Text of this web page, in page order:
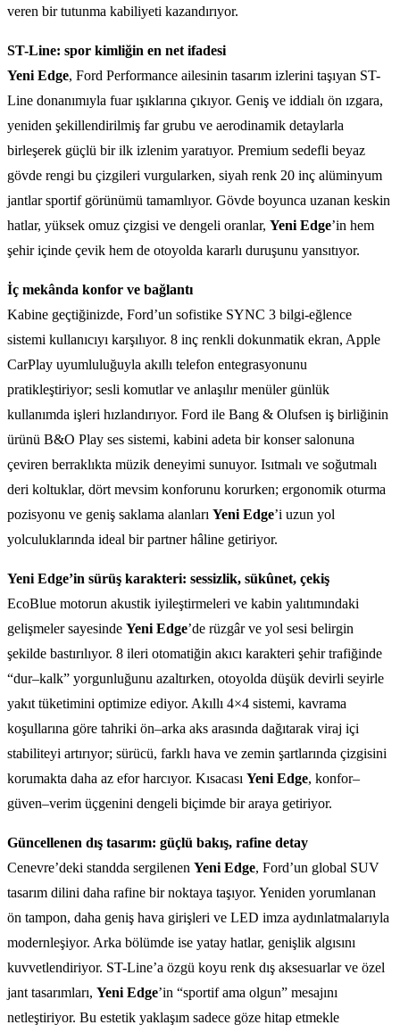
veren bir tutunma kabiliyeti kazandırıyor.
ST-Line: spor kimliğin en net ifadesi
Yeni Edge, Ford Performance ailesinin tasarım izlerini taşıyan ST-
Line donanımıyla fuar ışıklarına çıkıyor. Geniş ve iddialı ön ızgara,
yeniden şekillendirilmiş far grubu ve aerodinamik detaylarla
birleşerek güçlü bir ilk izlenim yaratıyor. Premium sedefli beyaz
gövde rengi bu çizgileri vurgularken, siyah renk 20 inç alüminyum
jantlar sportif görünümü tamamlıyor. Gövde boyunca uzanan keskin
hatlar, yüksek omuz çizgisi ve dengeli oranlar, Yeni Edge’in hem
şehir içinde çevik hem de otoyolda kararlı duruşunu yansıtıyor.
İç mekânda konfor ve bağlantı
Kabine geçtiğinizde, Ford’un sofistike SYNC 3 bilgi-eğlence
sistemi kullanıcıyı karşılıyor. 8 inç renkli dokunmatik ekran, Apple
CarPlay uyumluluğuyla akıllı telefon entegrasyonunu
pratikleştiriyor; sesli komutlar ve anlaşılır menüler günlük
kullanımda işleri hızlandırıyor. Ford ile Bang & Olufsen iş birliğinin
ürünü B&O Play ses sistemi, kabini adeta bir konser salonuna
çeviren berraklıkta müzik deneyimi sunuyor. Isıtmalı ve soğutmalı
deri koltuklar, dört mevsim konforunu korurken; ergonomik oturma
pozisyonu ve geniş saklama alanları Yeni Edge’i uzun yol
yolculuklarında ideal bir partner hâline getiriyor.
Yeni Edge’in sürüş karakteri: sessizlik, sükûnet, çekiş
EcoBlue motorun akustik iyileştirmeleri ve kabin yalıtımındaki
gelişmeler sayesinde Yeni Edge’de rüzgâr ve yol sesi belirgin
şekilde bastırılıyor. 8 ileri otomatiğin akıcı karakteri şehir trafiğinde
“dur–kalk” yorgunluğunu azaltırken, otoyolda düşük devirli seyirle
yakıt tüketimini optimize ediyor. Akıllı 4×4 sistemi, kavrama
koşullarına göre tahriki ön–arka aks arasında dağıtarak viraj içi
stabiliteyi artırıyor; sürücü, farklı hava ve zemin şartlarında çizgisini
korumakta daha az efor harcıyor. Kısacası Yeni Edge, konfor–
güven–verim üçgenini dengeli biçimde bir araya getiriyor.
Güncellenen dış tasarım: güçlü bakış, rafine detay
Cenevre’deki standda sergilenen Yeni Edge, Ford’un global SUV
tasarım dilini daha rafine bir noktaya taşıyor. Yeniden yorumlanan
ön tampon, daha geniş hava girişleri ve LED imza aydınlatmalarıyla
modernleşiyor. Arka bölümde ise yatay hatlar, genişlik algısını
kuvvetlendiriyor. ST-Line’a özgü koyu renk dış aksesuarlar ve özel
jant tasarımları, Yeni Edge’in “sportif ama olgun” mesajını
netleştiriyor. Bu estetik yaklaşım sadece göze hitap etmekle